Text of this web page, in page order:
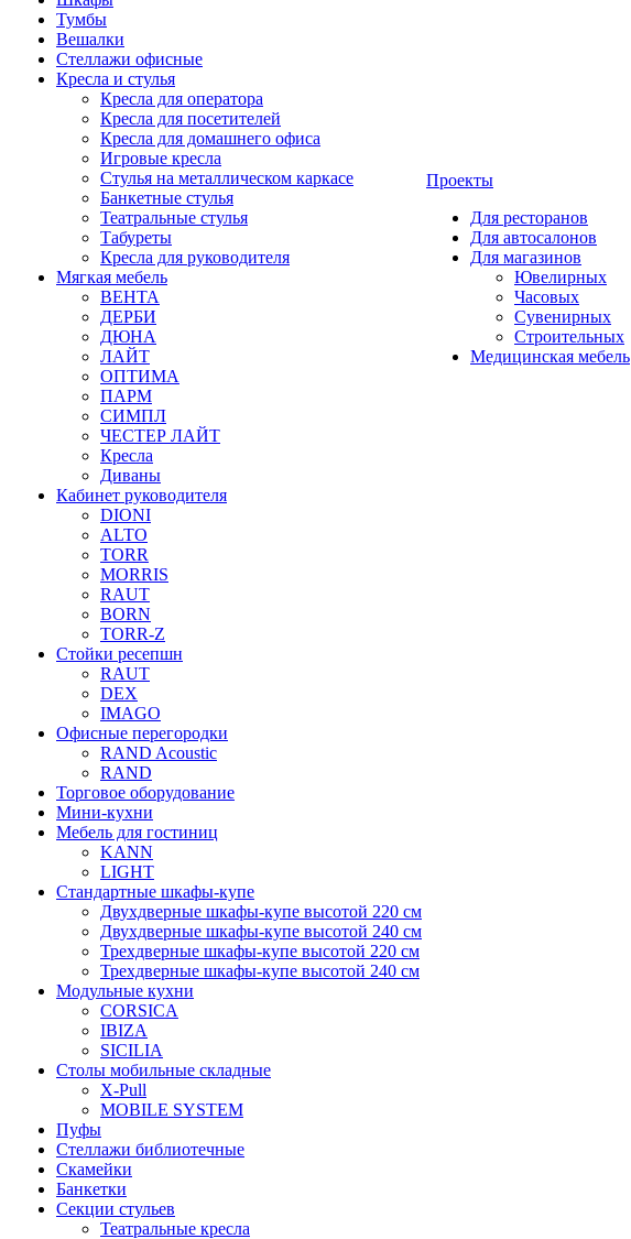
Тумбы
Вешалки
Стеллажи офисные
Кресла и стулья
Кресла для оператора
Кресла для посетителей
Кресла для домашнего офиса
Игровые кресла
Стулья на металлическом каркасе
Банкетные стулья
Театральные стулья
Табуреты
Кресла для руководителя
Мягкая мебель
ВЕНТА
ДЕРБИ
ДЮНА
ЛАЙТ
ОПТИМА
ПАРМ
СИМПЛ
ЧЕСТЕР ЛАЙТ
Кресла
Диваны
Кабинет руководителя
DIONI
ALTO
TORR
MORRIS
RAUT
BORN
TORR-Z
Стойки ресепшн
RAUT
DEX
IMAGO
Офисные перегородки
RAND Acoustic
RAND
Торговое оборудование
Мини-кухни
Мебель для гостиниц
KANN
LIGHT
Стандартные шкафы-купе
Двухдверные шкафы-купе высотой 220 см
Двухдверные шкафы-купе высотой 240 см
Трехдверные шкафы-купе высотой 220 см
Трехдверные шкафы-купе высотой 240 см
Модульные кухни
CORSICA
IBIZA
SICILIA
Столы мобильные складные
X-Pull
MOBILE SYSTEM
Пуфы
Стеллажи библиотечные
Скамейки
Банкетки
Секции стульев
Театральные кресла
Проекты
Для ресторанов
Для автосалонов
Для магазинов
Ювелирных
Часовых
Сувенирных
Строительных
Медицинская мебель